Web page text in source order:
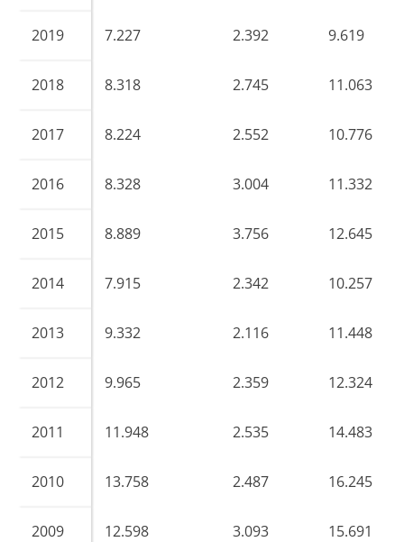
2019 7.227 2.392 9.619
2018 8.318 2.745 11.063
2017 8.224 2.552 10.776
2016 8.328 3.004 11.332
2015 8.889 3.756 12.645
2014 7.915 2.342 10.257
2013 9.332 2.116 11.448
2012 9.965 2.359 12.324
2011 11.948 2.535 14.483
2010 13.758 2.487 16.245
2009 12.598 3.093 15.691